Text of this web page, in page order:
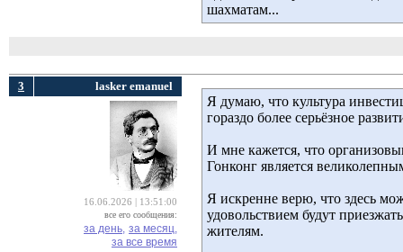
шахматам...
3 lasker emanuel
16.06.2026 | 13:51:00
все его сообщения:
за день, за месяц,
за все время
Я думаю, что культура
гораздо более серьёзное
И мне кажется, что
Гонконг является
Я искренне верю, что здесь
удовольствием будут
жителям.